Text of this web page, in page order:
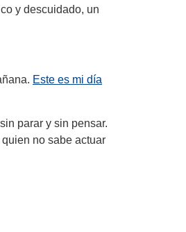
y descuidado, un
Este es mi día
parar y sin pensar.
no sabe actuar